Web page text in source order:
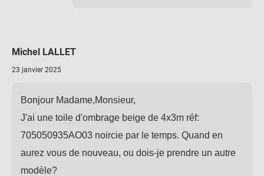
Michel LALLET
23 janvier 2025
Bonjour Madame,Monsieur,
J'ai une toile d'ombrage beige de 4x3m réf:
705050935AO03 noircie par le temps. Quand en
aurez vous de nouveau, ou dois-je prendre un autre
modèle?